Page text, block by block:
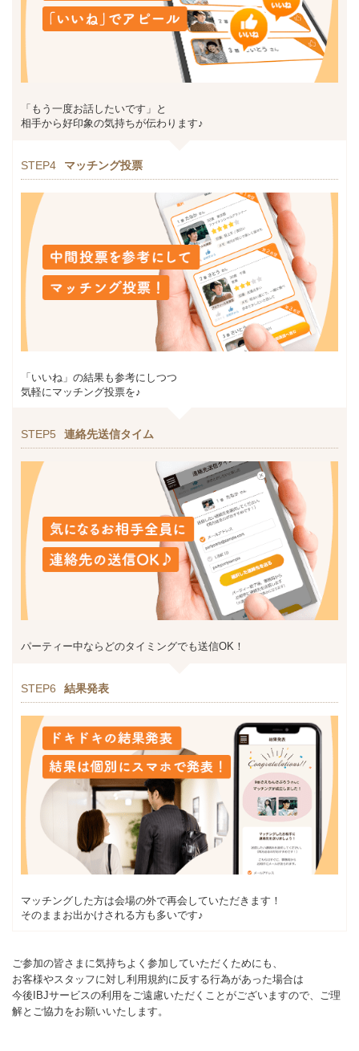
「もう一度お話したいです」と
相手から好印象の気持ちが伝わります♪
STEP4 マッチング投票
「いいね」の結果も参考にしつつ
気軽にマッチング投票を♪
STEP5 連絡先送信タイム
パーティー中ならどのタイミングでも送信OK！
STEP6 結果発表
マッチングした方は会場の外で再会していただきます！
そのままお出かけされる方も多いです♪
ご参加の皆さまに気持ちよく参加していただくためにも、
お客様やスタッフに対し利用規約に反する行為があった場合は
今後IBJサービスの利用をご遠慮いただくことがございますので、ご理
解とご協力をお願いいたします。